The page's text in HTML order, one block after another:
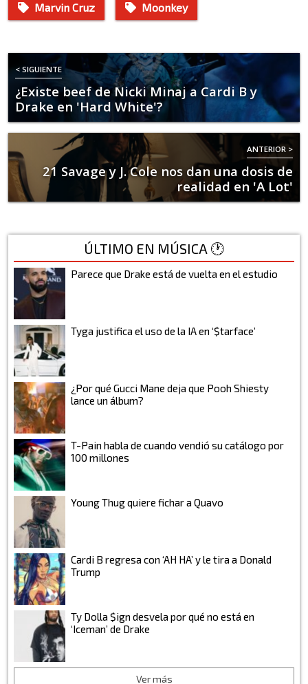
Marvin Cruz Moonkey
< SIGUIENTE
¿Existe beef de Nicki Minaj a Cardi B y
Drake en 'Hard White'?
ANTERIOR >
21 Savage y J. Cole nos dan una dosis de
realidad en 'A Lot'
ÚLTIMO EN MÚSICA 🕐
Parece que Drake está de vuelta en el estudio
Tyga justifica el uso de la IA en ‘$tarface’
¿Por qué Gucci Mane deja que Pooh Shiesty
lance un álbum?
T-Pain habla de cuando vendió su catálogo por
100 millones
Young Thug quiere fichar a Quavo
Cardi B regresa con ‘AH HA’ y le tira a Donald
Trump
Ty Dolla $ign desvela por qué no está en
‘Iceman’ de Drake
Ver más